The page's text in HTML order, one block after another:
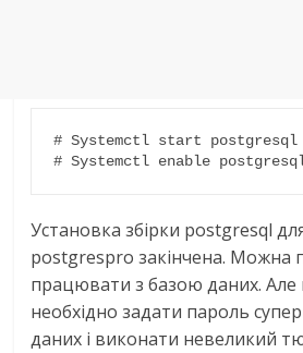
# Systemctl start postgresql
# Systemctl enable
Установка збірки postgresql
postgrespro закінчена. Можна
працювати з базою даних.
необхідно задати пароль
даних і виконати невеликий